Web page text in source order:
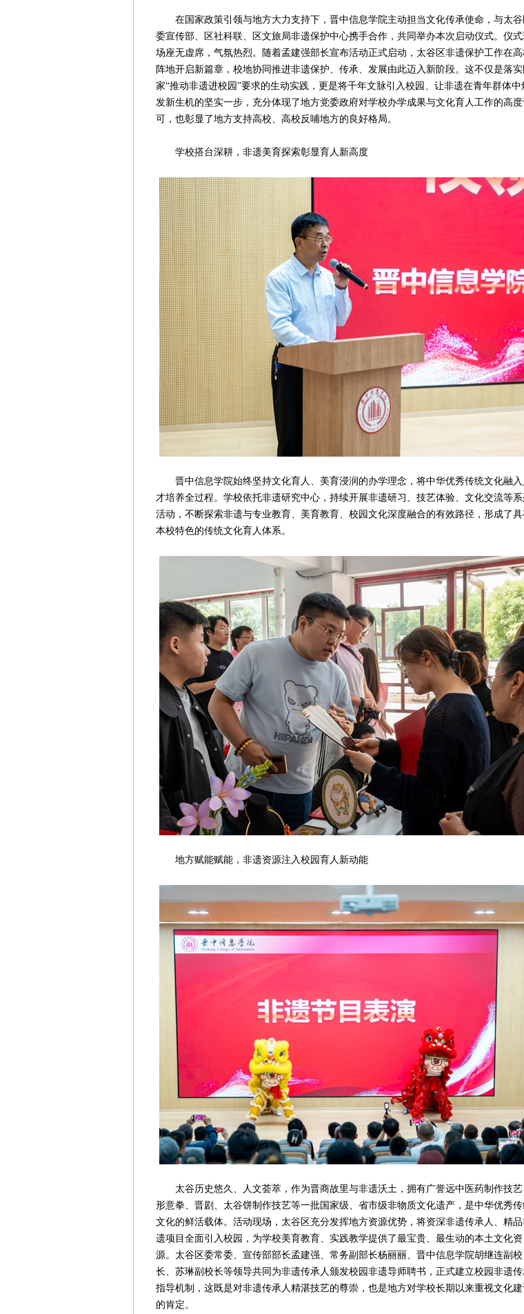
在国家政策引领与地方大力支持下，晋中信息学院主动担当文化传承使命，与太谷
委宣传部、区社科联、区文旅局非遗保护中心携手合作，共同举办本次启动仪式。仪
场座无虚席，气氛热烈。随着孟建强部长宣布活动正式启动，太谷区非遗保护工作在高
阵地开启新篇章，校地协同推进非遗保护、传承、发展由此迈入新阶段。这不仅是落实
家“推动非遗进校园”要求的生动实践，更是将千年文脉引入校园、让非遗在青年群体中
发新生机的坚实一步，充分体现了地方党委政府对学校办学成果与文化育人工作的高度
可，也彰显了地方支持高校、高校反哺地方的良好格局。
学校搭台深耕，非遗美育探索彰显育人新高度
晋中信息学院始终坚持文化育人、美育浸润的办学理念，将中华优秀传统文化融入
才培养全过程。学校依托非遗研究中心，持续开展非遗研习、技艺体验、文化交流等系
活动，不断探索非遗与专业教育、美育教育、校园文化深度融合的有效路径，形成了
本校特色的传统文化育人体系。
地方赋能赋能，非遗资源注入校园育人新动能
太谷历史悠久、人文荟萃，作为晋商故里与非遗沃土，拥有广誉远中医药制作技艺
形意拳、晋剧、太谷饼制作技艺等一批国家级、省市级非物质文化遗产，是中华优秀
文化的鲜活载体。活动现场，太谷区充分发挥地方资源优势，将资深非遗传承人、精
遗项目全面引入校园，为学校美育教育、实践教学提供了最宝贵、最生动的本土文化资
源。太谷区委常委、宣传部部长孟建强、常务副部长杨丽丽、晋中信息学院胡继连副校
长、苏琳副校长等领导共同为非遗传承人颁发校园非遗导师聘书，正式建立校园非遗
指导机制，这既是对非遗传承人精湛技艺的尊崇，也是地方对学校长期以来重视文化
的肯定。